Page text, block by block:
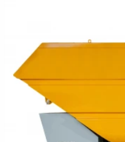
Scutere
Motociclete